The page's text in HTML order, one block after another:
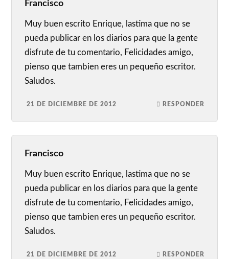
Francisco
Muy buen escrito Enrique, lastima que no se
pueda publicar en los diarios para que la gente
disfrute de tu comentario, Felicidades amigo,
pienso que tambien eres un pequeño escritor.
Saludos.
21 DE DICIEMBRE DE 2012 RESPONDER
Francisco
Muy buen escrito Enrique, lastima que no se
pueda publicar en los diarios para que la gente
disfrute de tu comentario, Felicidades amigo,
pienso que tambien eres un pequeño escritor.
Saludos.
21 DE DICIEMBRE DE 2012 RESPONDER